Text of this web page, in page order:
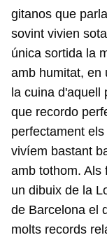
gitanos que
sovint vivien
única sortida la
amb humitat, en
la cuina
que recordo
perfectament
vivíem bastant
amb tothom. Als
un dibuix de la
de Barcelona el
molts records